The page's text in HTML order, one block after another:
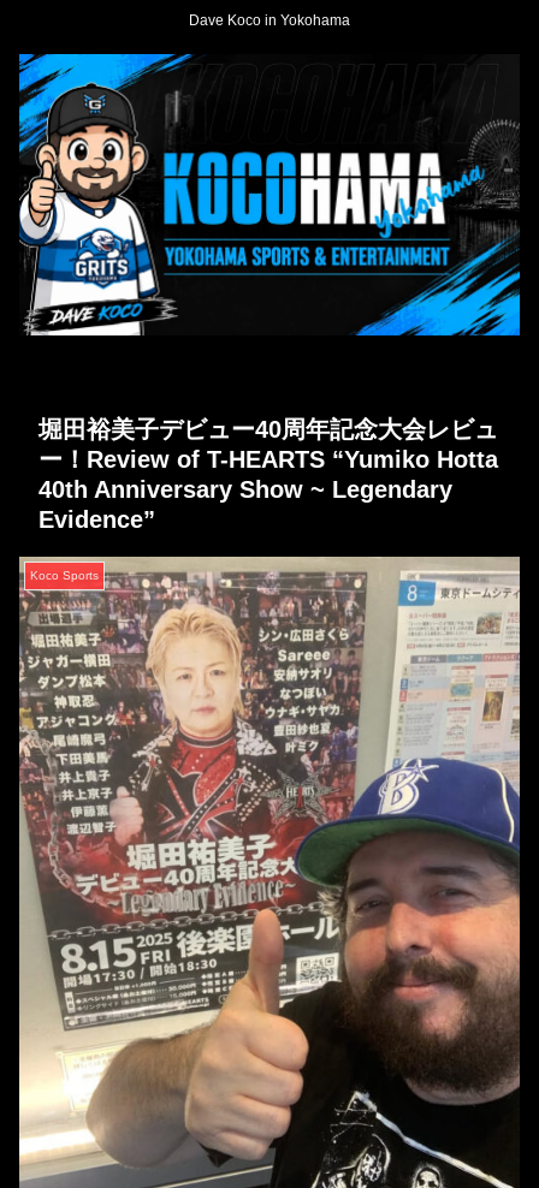
Dave Koco in Yokohama
堀田裕美子デビュー40周年記念大会レビュ
ー！Review of T-HEARTS “Yumiko Hotta
40th Anniversary Show ~ Legendary
Evidence”
Koco Sports